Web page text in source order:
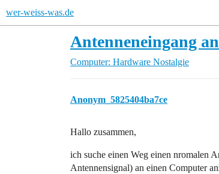
wer-weiss-was.de
Antenneneingang
Computer: Hardware Nostalgie
Anonym_5825404ba7ce
Hallo zusammen,
ich suche einen Weg einen nromalen
Antennensignal) an einen Computer